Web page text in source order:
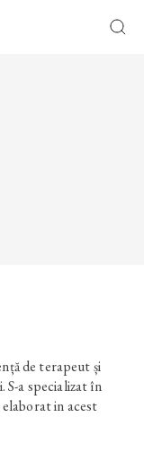
de terapeut și
a specializat în
in acest